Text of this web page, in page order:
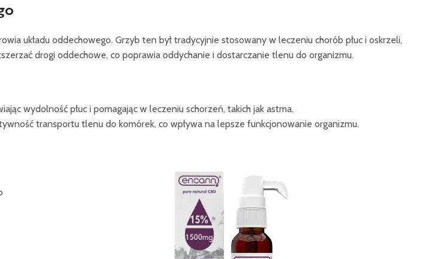
układu oddechowego. Grzyb ten był tradycyjnie stosowany w leczeniu chorób płuc i oskrzeli,
drogi oddechowe, co poprawia oddychanie i dostarczanie tlenu do organizmu.
wydolność płuc i pomagając w leczeniu schorzeń, takich jak astma.
transportu tlenu do komórek, co wpływa na lepsze funkcjonowanie organizmu.